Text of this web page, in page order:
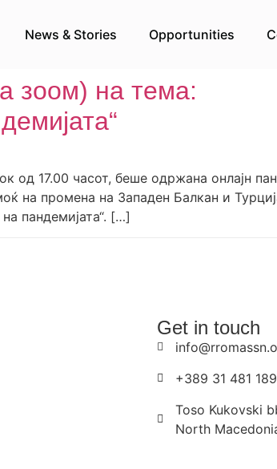
News & Stories Opportunities
зоом) на тема:
од 17.00 часот, беше одржана онлајн
на промена на Западен Балкан и
пандемијата“. […]
Get in touch
+389 31 481 189
Toso Kukovski
North